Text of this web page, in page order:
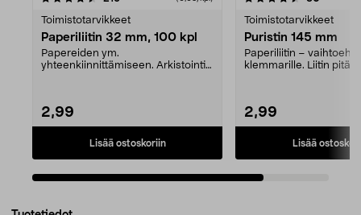
Toimistotarvikkeet
Paperiliitin 32 mm, 100 kpl
Papereiden ym.
yhteenkiinnittämiseen. Arkistointi
2,99
Lisää ostoskoriin
Toimistotarvikkeet
Puristin 145 mm
Paperiliitin – vaihtoehto
klemmarille. Liitin pitää
2,99
Lisää